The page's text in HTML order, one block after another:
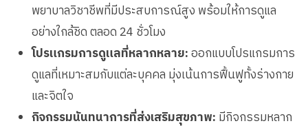
พยาบาลวิชาชีพที่มีประสบการณ์สูง พร้อมให้การดูแล
อย่างใกล้ชิด ตลอด 24 ชั่วโมง
โปรแกรมการดูแลที่หลากหลาย:ออกแบบโปรแกรมการ
ดูแลที่เหมาะสมกับแต่ละบุคคล มุ่งเน้นการฟื้นฟูทั้งร่างกาย
และจิตใจ
กิจกรรมนันทนาการที่ส่งเสริมสุขภาพ: มีกิจกรรมหลาก